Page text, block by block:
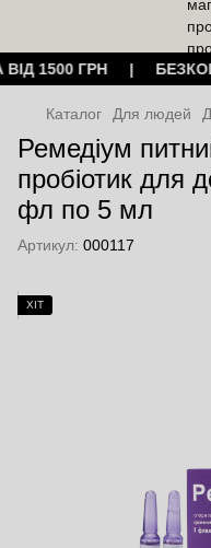
1500 ГРН |
Каталог Для людей
Ремедіум
пробіотик для
фл по 5 мл
Артикул: 000117
ХІТ